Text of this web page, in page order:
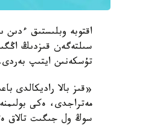
اقتوبە وبلىستىق ءدىن
سىلتەگەن قىزدىڭ
تۇسكەنىن ايتىپ بەردى.
«قىز بالا راديكالدى
سوڭ ول جىگىت تالاق